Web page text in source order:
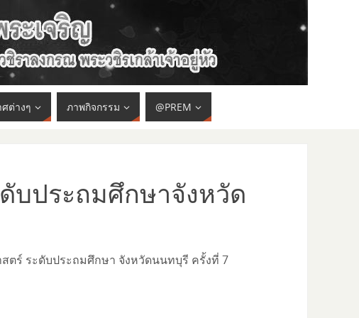
ต่างๆ ภาพกิจกรรม @PREM
บประถมศึกษาจังหวัด
ตร์ ระดับประถมศึกษา จังหวัดนนทบุรี ครั้งที่ 7